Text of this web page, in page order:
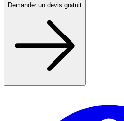
Demander un devis gratuit